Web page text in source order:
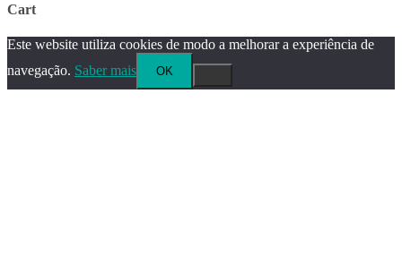
Cart
Este website utiliza cookies de modo a melhorar a experiência de
navegação. Saber mais OK